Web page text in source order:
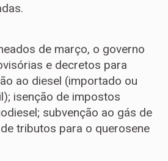
de março, o governo
e decretos para
ao diesel (importado ou
isenção de impostos
subvenção ao gás de
tributos para o querosene